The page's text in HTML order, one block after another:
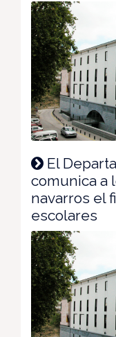
El
comunica a
navarros el
escolares